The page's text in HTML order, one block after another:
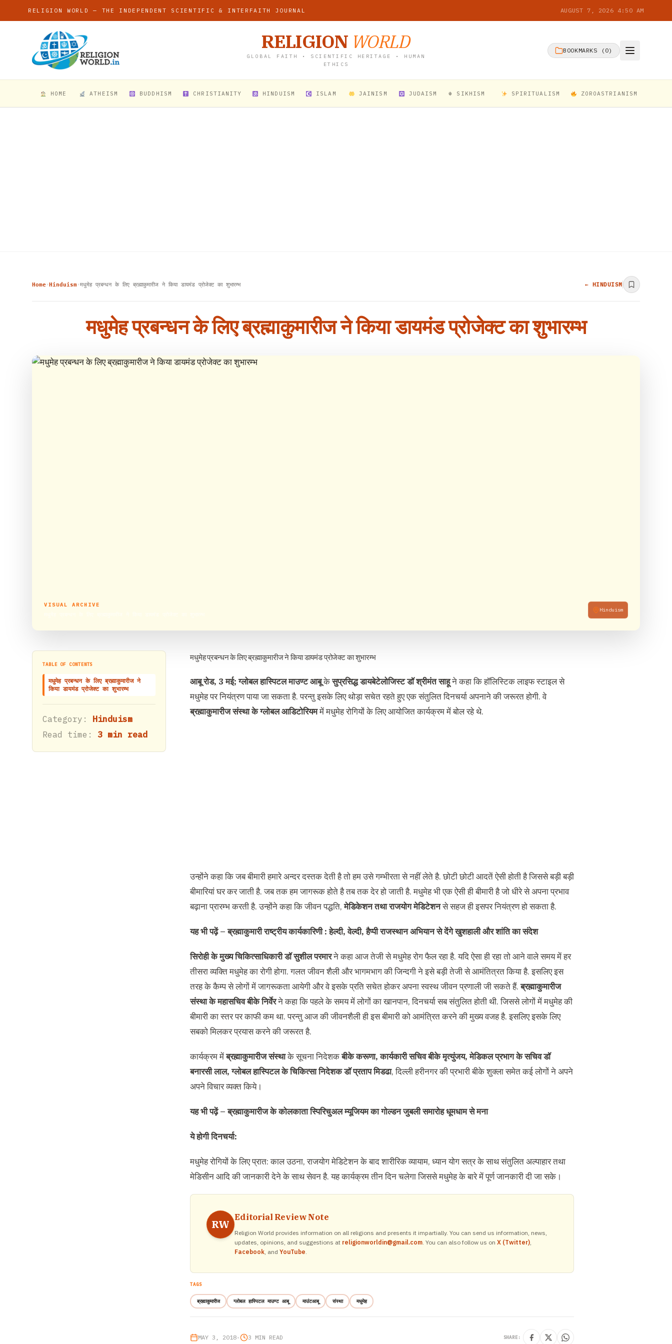
RELIGION WORLD — THE INDEPENDENT SCIENTIFIC & INTERFAITH JOURNAL AUGUST 7, 2026 4:50 AM
RELIGION WORLD
GLOBAL FAITH • SCIENTIFIC HERITAGE • HUMAN
ETHICS
BOOKMARKS ( 0)
HOME ATHEISM BUDDHISM CHRISTIANITY HINDUISM ISLAM JAINISM JUDAISM ☬ SIKHISM SPIRITUALISM ZOROASTRIANISM
Home›Hinduism›मधुमेह प्रबन्धन के लिए ब्रह्माकुमारीज ने किया डायमंड प्रोजेक्ट का शुभारम्भ ← HINDUISM
मधुमेह प्रबन्धन के लिए ब्रह्माकुमारीज ने किया डायमंड प्रोजेक्ट का शुभारम्भ
VISUAL ARCHIVE
Hinduism
TABLE OF CONTENTS
मधुमेह प्रबन्धन के लिए ब्रह्माकुमारीज ने
किया डायमंड प्रोजेक्ट का शुभारम्भ
Category: Hinduism
Read time: 3 min read
मधुमेह प्रबन्धन के लिए ब्रह्माकुमारीज ने किया डायमंड प्रोजेक्ट का शुभारम्भ
आबू रोड, 3 मई; ग्लोबल हास्पिटल माउण्ट आबूकेसुप्रसिद्ध डायबेटेलोजिस्ट डॉ श्रीमंत साहूने कहा कि हॉलिस्टिक लाइफ स्टाइल से
मधुमेह पर नियंत्रण पाया जा सकता है. परन्तु इसके लिए थोड़ा सचेत रहते हुए एक संतुलित दिनचर्या अपनाने की जरूरत होगी. वे
ब्रह्माकुमारीज संस्था के ग्लोबल आडिटोरियममें मधुमेह रोगियों के लिए आयोजित कार्यक्रम में बोल रहे थे.
उन्होंने कहा कि जब बीमारी हमारे अन्दर दस्तक देती है तो हम उसे गम्भीरता से नहीं लेते है. छोटी छोटी आदतें ऐसी होती है जिससे बड़ी बड़ी
बीमारियां घर कर जाती है. जब तक हम जागरूक होते है तब तक देर हो जाती है. मधुमेह भी एक ऐसी ही बीमारी है जो धीरे से अपना प्रभाव
बढ़ाना प्रारम्भ करती है. उन्होंने कहा कि जीवन पद्धति,मेडिकेशन तथा राजयोग मेडिटेशनसे सहज ही इसपर नियंत्रण हो सकता है.
यह भी पढ़ें –ब्रह्माकुमारी राष्ट्रीय कार्यकारिणी : हेल्दी, वेल्दी, हैप्पी राजस्थान अभियान से देंगे खुशहाली और शांति का संदेश
सिरोही के मुख्य चिकित्साधिकारी डॉ सुशील परमारने कहा आज तेजी से मधुमेह रोग फैल रहा है. यदि ऐसा ही रहा तो आने वाले समय में हर
तीसरा व्यक्ति मधुमेह का रोगी होगा. गलत जीवन शैली और भागमभाग की जिन्दगी ने इसे बड़ी तेजी से आमंतित्रत किया है. इसलिए इस
तरह के कैम्प से लोगों में जागरूकता आयेगी और वे इसके प्रति सचेत होकर अपना स्वस्थ जीवन प्रणाली जी सकते हैं.ब्रह्माकुमारीज
संस्था के महासचिव बीके निर्वेरने कहा कि पहले के समय में लोगों का खानपान, दिनचर्या सब संतुलित होती थी. जिससे लोगों में मधुमेह की
बीमारी का स्तर पर काफी कम था. परन्तु आज की जीवनशैली ही इस बीमारी को आमंत्रित करने की मुख्य वजह है. इसलिए इसके लिए
सबको मिलकर प्रयास करने की जरूरत है.
कार्यक्रम मेंब्रह्माकुमारीज संस्थाके सूचना निदेशकबीके करूणा, कार्यकारी सचिव बीके मृत्युंजय, मेडिकल प्रभाग के सचिव डॉ
बनारसी लाल, ग्लोबल हास्पिटल के चिकित्सा निदेशक डॉ प्रताप मिडढा, दिल्ली हरीनगर की प्रभारी बीके शुक्ला समेत कई लोगों ने अपने
अपने विचार व्यक्त किये।
यह भी पढ़ें –ब्रह्माकुमारीज के कोलकाता स्पिरिचुअल म्यूजियम का गोल्डन जुबली समारोह धूमधाम से मना
ये होगी दिनचर्या:
मधुमेह रोगियों के लिए प्रात: काल उठना, राजयोग मेडिटेशन के बाद शारीरिक व्यायाम, ध्यान योग सत्र के साथ संतुलित अल्पाहार तथा
मेडिसीन आदि की जानकारी देने के साथ सेवन है. यह कार्यक्रम तीन दिन चलेगा जिससे मधुमेह के बारे में पूर्ण जानकारी दी जा सके।
RW
Editorial Review Note
Religion World provides information on all religions and presents it impartially. You can send us information, news,
updates, opinions, and suggestions at religionworldin@gmail.com. You can also follow us on X (Twitter),
Facebook, and YouTube.
TAGS
ब्रह्माकुमारीज ग्लोबल हास्पिटल माउण्ट आबू माउंटआबू संस्था मधुमेह
MAY 3, 2018• 3 MIN READ SHARE: